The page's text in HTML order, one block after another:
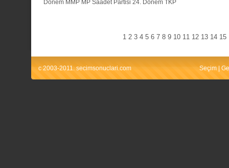
Dönem MMP MP Saadet Partisi 24. Dönem TKP
1 2 3 4 5 6 7 8 9 10 11 12 13 14 15
c 2003-2011. secimsonuclari.com Seçim |